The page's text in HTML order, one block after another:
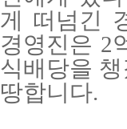
게 떠넘긴
경영진은 2
식배당을
땅합니다.